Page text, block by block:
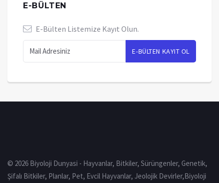
E-BÜLTEN
E-Bülten Listemize Kayıt Olun.
© 2026 Biyoloji Dunyasi - Hayvanlar, Bitkiler, Sürüngenler, Genetik,
Şifalı Bitkiler, Planlar, Pet, Evcil Hayvanlar, Jeolojik Devirler,Biyoloji